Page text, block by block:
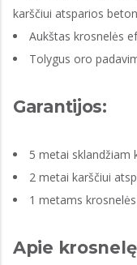
karščiui atsparios
Aukštas krosnelės
Tolygus oro
Garantijos:
5 metai sklandžiam
2 metai karščiui
1 metams
Apie